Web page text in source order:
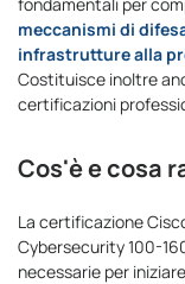
meccanismi di
infrastrutture alla
Costituisce inoltre
certificazioni
Cos'è e cosa
La certificazione
Cybersecurity 100-
necessarie per